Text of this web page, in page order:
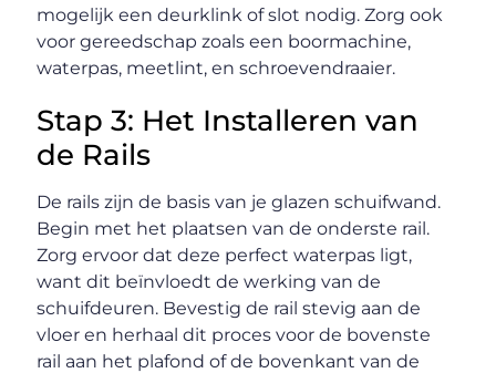
mogelijk een deurklink of slot nodig. Zorg ook
voor gereedschap zoals een boormachine,
waterpas, meetlint, en schroevendraaier.
Stap 3: Het Installeren van
de Rails
De rails zijn de basis van je glazen schuifwand.
Begin met het plaatsen van de onderste rail.
Zorg ervoor dat deze perfect waterpas ligt,
want dit beïnvloedt de werking van de
schuifdeuren. Bevestig de rail stevig aan de
vloer en herhaal dit proces voor de bovenste
rail aan het plafond of de bovenkant van de